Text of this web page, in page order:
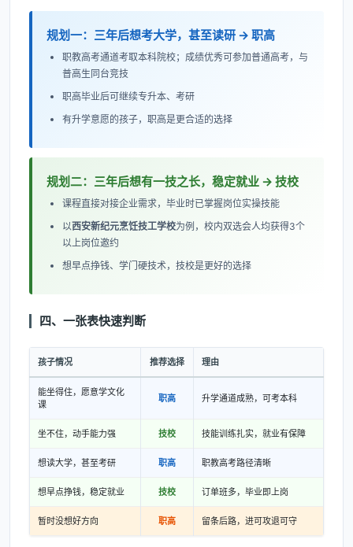
规划一：三年后想考大学，甚至读研 → 职高
职教高考通道考取本科院校；成绩优秀可参加普通高考，与
普高生同台竞技
职高毕业后可继续专升本、考研
有升学意愿的孩子，职高是更合适的选择
规划二：三年后想有一技之长，稳定就业 → 技校
课程直接对接企业需求，毕业时已掌握岗位实操技能
以西安新纪元烹饪技工学校为例，校内双选会人均获得3个
以上岗位邀约
想早点挣钱、学门硬技术，技校是更好的选择
四、一张表快速判断
孩子情况 推荐选择 理由
能坐得住，愿意学文化
课
职高 升学通道成熟，可考本科
坐不住，动手能力强 技校 技能训练扎实，就业有保障
想读大学，甚至考研 职高 职教高考路径清晰
想早点挣钱，稳定就业 技校 订单班多，毕业即上岗
暂时没想好方向 职高 留条后路，进可攻退可守